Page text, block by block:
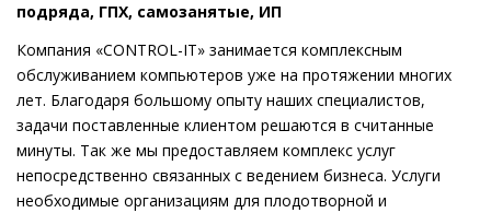
подряда, ГПХ, самозанятые, ИП
Компания «CONTROL-IT» занимается комплексным
обслуживанием компьютеров уже на протяжении многих
лет. Благодаря большому опыту наших специалистов,
задачи поставленные клиентом решаются в считанные
минуты. Так же мы предоставляем комплекс услуг
непосредственно связанных с ведением бизнеса. Услуги
необходимые организациям для плодотворной и